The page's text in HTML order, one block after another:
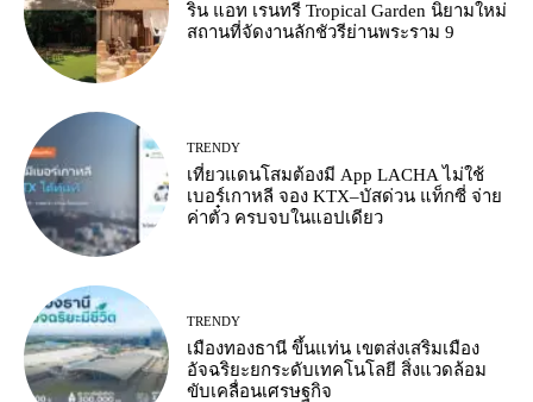
ริน แอท เรนทรี Tropical Garden นิยามใหม่
สถานที่จัดงานลักชัวรีย่านพระราม 9
TRENDY
เที่ยวแดนโสมต้องมี App LACHA ไม่ใช้
เบอร์เกาหลี จอง KTX–บัสด่วน แท็กซี่ จ่าย
ค่าตั๋ว ครบจบในแอปเดียว
TRENDY
เมืองทองธานี ขึ้นแท่น เขตส่งเสริมเมือง
อัจฉริยะยกระดับเทคโนโลยี สิ่งแวดล้อม
ขับเคลื่อนเศรษฐกิจ